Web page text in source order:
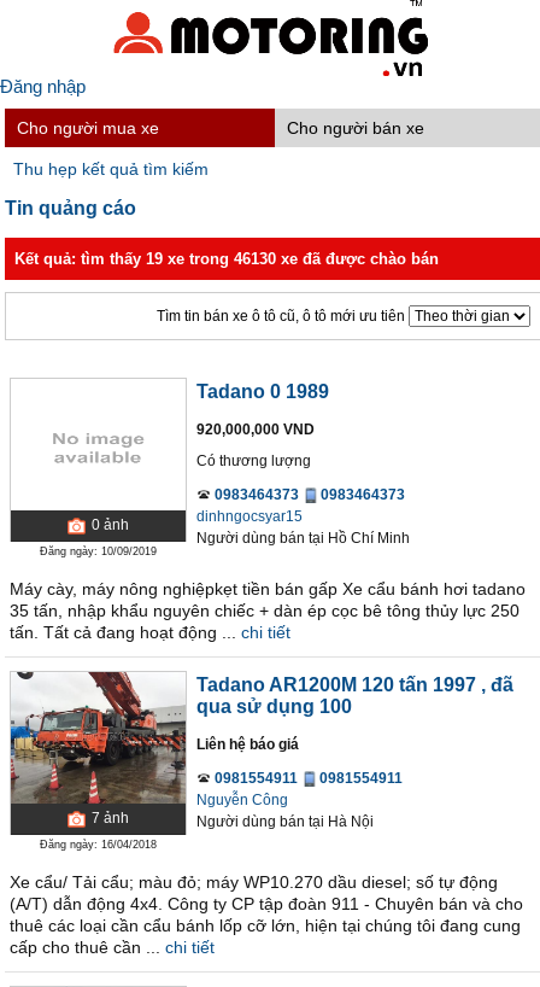
Đăng nhập
Cho người mua xe Cho người bán xe
Thu hẹp kết quả tìm kiếm
Tin quảng cáo
Kết quả: tìm thấy 19 xe trong 46130 xe đã được chào bán
Tìm tin bán xe ô tô cũ, ô tô mới ưu tiên
0 ảnh
Đăng ngày: 10/09/2019
Tadano 0 1989
920,000,000 VND
Có thương lượng
0983464373
0983464373
dinhngocsyar15
Người dùng bán tại Hồ Chí Minh
Máy cày, máy nông nghiệpkẹt tiền bán gấp Xe cẩu bánh hơi tadano
35 tấn, nhập khẩu nguyên chiếc + dàn ép cọc bê tông thủy lực 250
tấn. Tất cả đang hoạt động ...
chi tiết
7 ảnh
Đăng ngày: 16/04/2018
Tadano AR1200M 120 tấn 1997 , đã
qua sử dụng 100
Liên hệ báo giá
0981554911
0981554911
Nguyễn Công
Người dùng bán tại Hà Nội
Xe cẩu/ Tải cẩu; màu đỏ; máy WP10.270 dầu diesel; số tự động
(A/T) dẫn động 4x4. Công ty CP tập đoàn 911 - Chuyên bán và cho
thuê các loại cần cẩu bánh lốp cỡ lớn, hiện tại chúng tôi đang cung
cấp cho thuê cần ...
chi tiết